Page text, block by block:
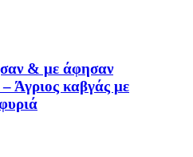
& με άφησαν
Άγριος καβγάς με